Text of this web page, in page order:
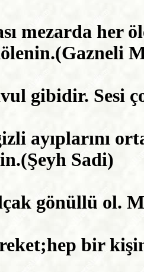
mezarda her
gibidir. Sesi
ayıplarını
Sadi)
gönüllü ol.
bir